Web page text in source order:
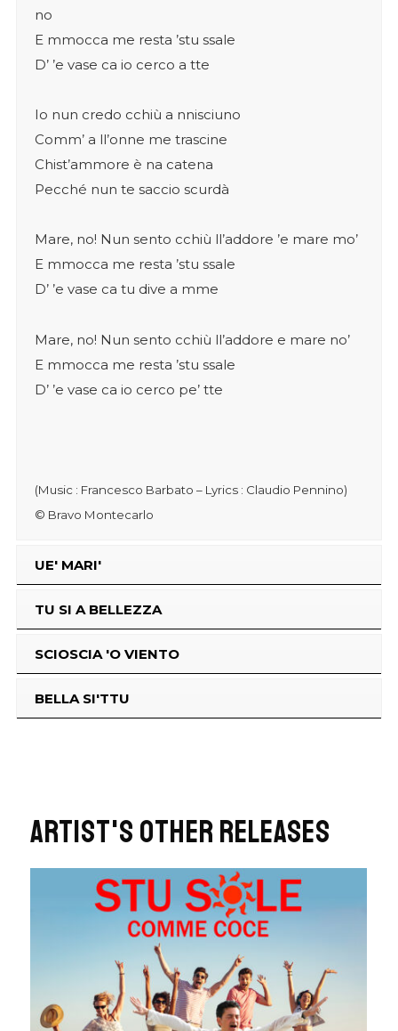
no
E mmocca me resta ’stu ssale
D’ ’e vase ca io cerco a tte
Io nun credo cchiù a nnisciuno
Comm’ a ll’onne me trascine
Chist’ammore è na catena
Pecché nun te saccio scurdà
Mare, no! Nun sento cchiù ll’addore ’e mare mo’
E mmocca me resta ’stu ssale
D’ ’e vase ca tu dive a mme
Mare, no! Nun sento cchiù ll’addore e mare no’
E mmocca me resta ’stu ssale
D’ ’e vase ca io cerco pe’ tte
(Music : Francesco Barbato – Lyrics : Claudio Pennino)
© Bravo Montecarlo
UE' MARI'
TU SI A BELLEZZA
SCIOSCIA 'O VIENTO
BELLA SI'TTU
ARTIST'S OTHER RELEASES